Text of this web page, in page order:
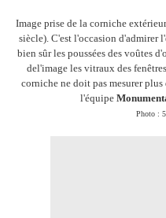
Image prise de la corniche
siècle). C'est l'occasion d'admirer
bien sûr les poussées des voûtes
del'image les vitraux des
corniche ne doit pas mesurer
l'équipe
Photo :